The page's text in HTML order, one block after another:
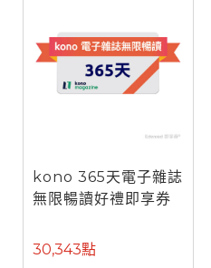
kono 365天電子雜誌
無限暢讀好禮即享券
30,343點